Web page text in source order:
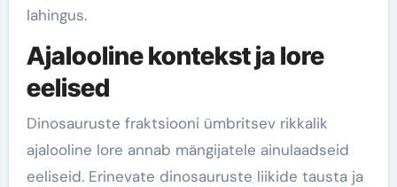
lahingus.
Ajalooline kontekst ja lore
eelised
Dinosauruste fraktsiooni ümbritsev rikkalik
ajalooline lore annab mängijatele ainulaadseid
eeliseid. Erinevate dinosauruste liikide tausta ja